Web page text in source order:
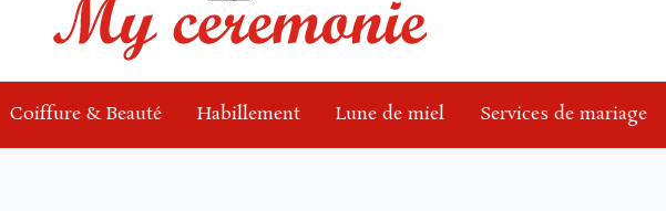
Coiffure & Beauté Habillement Lune de miel Services de mariage